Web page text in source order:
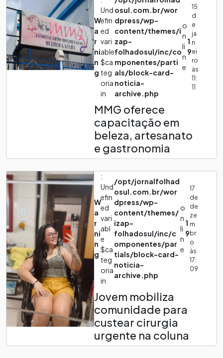
W
a
r
ni
n
g
Und
efin
ed
vari
able
$ca
teg
oria
in
osul.com.br/wor
dpress/wp-
content/themes/i
zap-
folhadosul/inc/co
mponentes/parti
als/block-card-
noticia-
archive.php
o
n
li
n
e
1
9
15
d
e
ja
n
ei
ro
às
11:
11
MMG oferece
capacitação em
beleza, artesanato
e gastronomia
W
a
r
ni
n
g
:
Und
efin
ed
vari
abl
e
$ca
teg
oria
in
/opt/jornalfolhad
osul.com.br/wor
dpress/wp-
content/themes/
izap-
folhadosul/inc/c
omponentes/par
tials/block-card-
noticia-
archive.php
o
n
li
n
e
1
9
17
de
de
ze
m
br
o
às
17:
09
Jovem mobiliza
comunidade para
custear cirurgia
urgente na coluna